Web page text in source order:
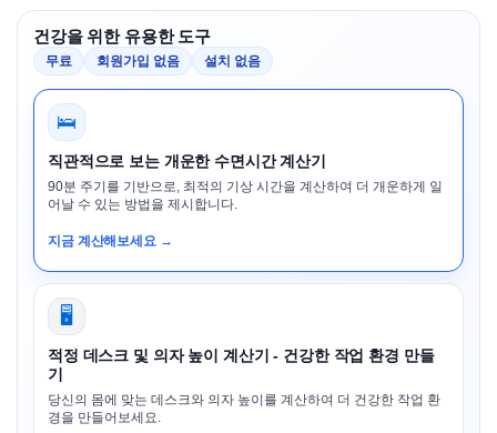
건강을 위한 유용한 도구
무료 회원가입 없음 설치 없음
🛌
직관적으로 보는 개운한 수면시간 계산기
90분 주기를 기반으로, 최적의 기상 시간을 계산하여 더 개운하게 일
어날 수 있는 방법을 제시합니다.
지금 계산해보세요 →
🖥️
적정 데스크 및 의자 높이 계산기 - 건강한 작업 환경 만들
기
당신의 몸에 맞는 데스크와 의자 높이를 계산하여 더 건강한 작업 환
경을 만들어보세요.